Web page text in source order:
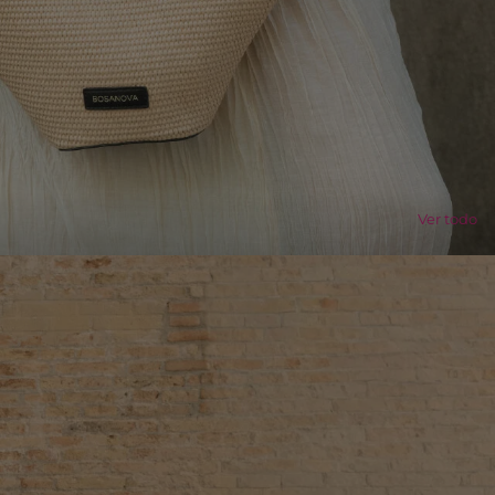
Ver todo